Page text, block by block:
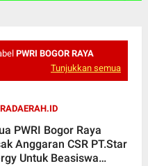
PWRI BOGOR RAYA
Tunjukkan semua
PWRI Bogor Raya
Anggaran CSR PT.Star
Untuk Beasiswa